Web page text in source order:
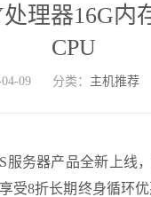
理器16G内
CPU
09 分类： 主机推荐
务器产品全新上线
受8折长期终身循环